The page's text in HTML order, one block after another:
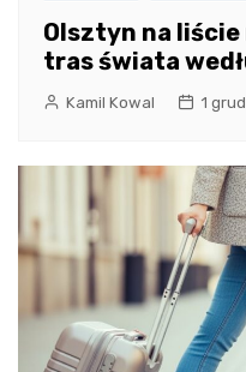
Olsztyn na
tras świata
Kamil Kowal 1